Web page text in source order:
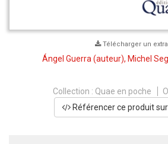
Télécharger un
Ángel Guerra (auteur), Michel
Collection : Quae en poche
Référencer ce produit